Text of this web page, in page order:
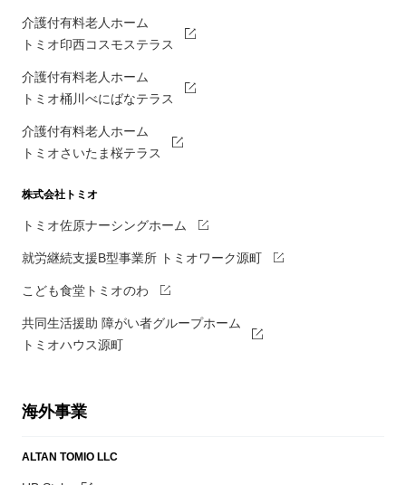
介護付有料老人ホーム
トミオ印西コスモステラス
介護付有料老人ホーム
トミオ桶川べにばなテラス
介護付有料老人ホーム
トミオさいたま桜テラス
株式会社トミオ
トミオ佐原ナーシングホーム
就労継続支援B型事業所 トミオワーク源町
こども食堂トミオのわ
共同生活援助 障がい者グループホーム
トミオハウス源町
海外事業
ALTAN TOMIO LLC